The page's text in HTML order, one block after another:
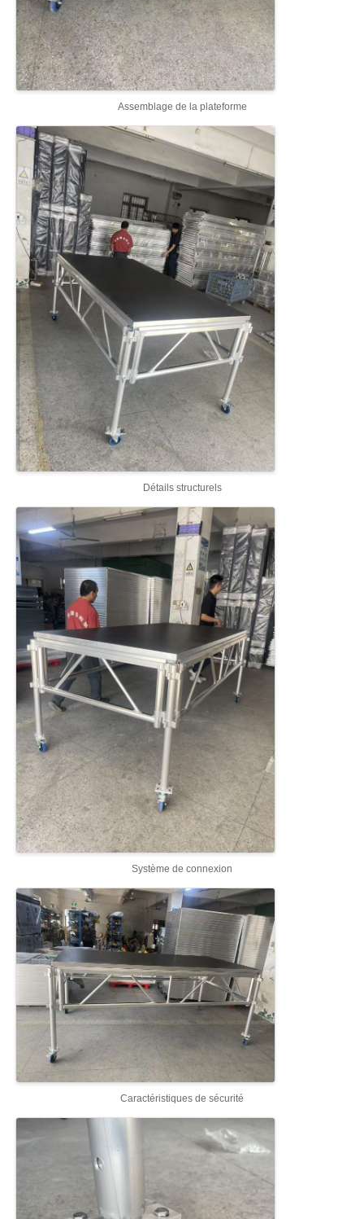
Maison
Produits
À propos de nous
Visite de l'usine
Contrôle qualité
Contactez-nous
Nouvelles
Cas
Demandez un devis
Tracé de scène en aluminium
botte en aluminium de broche
Traverse carrée de boulon en aluminium
Système de travées en aluminium
Plateforme de scène en aluminium
Traces à couches
Barricades de la foule
Faisceau d'éclairage de concert
Support d'affichage LED
Casse-vol
Pince pour éclairage de scène
Traverse circulaire
matériel de scène d'occasion
Assemblage de la plateforme
Détails structurels
Système de connexion
Caractéristiques de sécurité